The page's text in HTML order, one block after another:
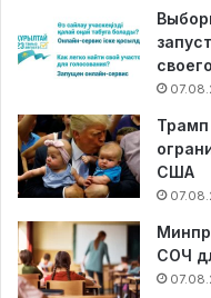
Трамп
США
СОЧ